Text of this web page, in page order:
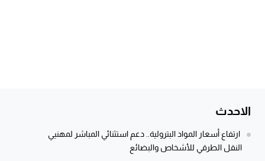
الاحدث
ارتفاع أسعار المواد البترولية.. دعم استثنائي المباشر لمهنيي
النقل الطرقي للأشخاص والبضائع